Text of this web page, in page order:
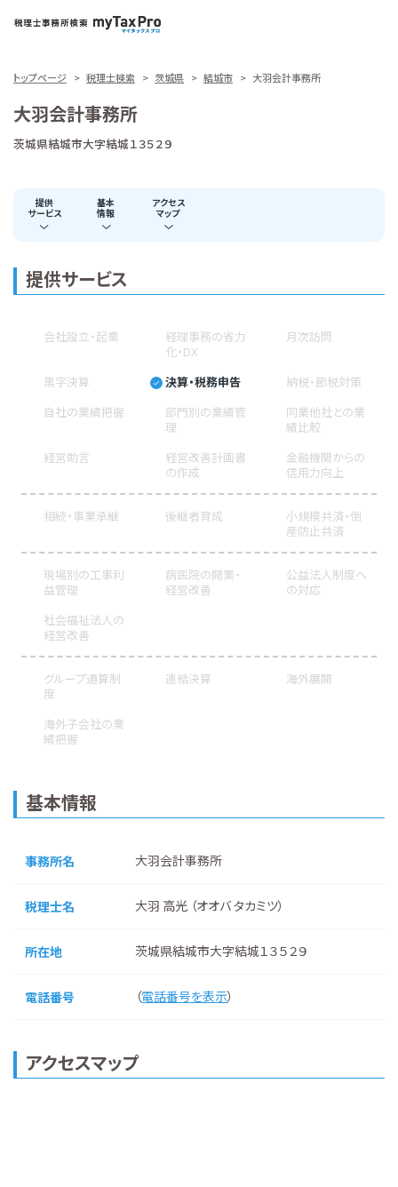
トップページ 税理士検索 茨城県 結城市 大羽会計事務所
大羽会計事務所
茨城県結城市大字結城１３５２９
提供
サービス
基本
情報
アクセス
マップ
提供サービス
会社設立・起業
経理事務の省力
化・DX
月次訪問
黒字決算 決算・税務申告
納税・節税対策
自社の業績把握
部門別の業績管
理
同業他社との業
績比較
経営助言
経営改善計画書
の作成
金融機関からの
信用力向上
相続・事業承継 後継者育成
小規模共済・倒
産防止共済
現場別の工事利
益管理
病医院の開業・
経営改善
公益法人制度へ
の対応
社会福祉法人の
経営改善
グループ通算制
度
連結決算 海外展開
海外子会社の業
績把握
基本情報
事務所名 大羽会計事務所
税理士名 大羽 高光 （オオバ タカミツ）
所在地 茨城県結城市大字結城１３５２９
電話番号 （電話番号を表示）
アクセスマップ